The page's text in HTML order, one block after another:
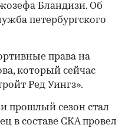
Бландизи. Об
петербургского
права на
который сейчас
Ред Уингз».
прошлый сезон стал
в составе СКА провел